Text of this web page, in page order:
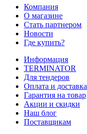
Компания
О магазине
Стать партнером
Новости
Где купить?
Информация
TERMINATOR
Для тендеров
Оплата и доставка
Гарантия на товар
Акции и скидки
Наш блог
Поставщикам